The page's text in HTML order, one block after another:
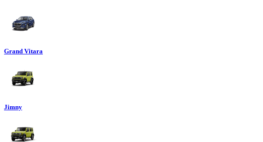
Grand Vitara
Jimny